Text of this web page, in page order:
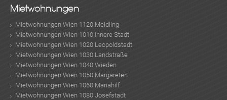
Mietwohnungen
Mietwohnungen Wien 1120 Meidling
Mietwohnungen Wien 1010 Innere Stadt
Mietwohnungen Wien 1020 Leopoldstadt
Mietwohnungen Wien 1030 Landstraße
Mietwohnungen Wien 1040 Wieden
Mietwohnungen Wien 1050 Margareten
Mietwohnungen Wien 1060 Mariahilf
Mietwohnungen Wien 1080 Josefstadt